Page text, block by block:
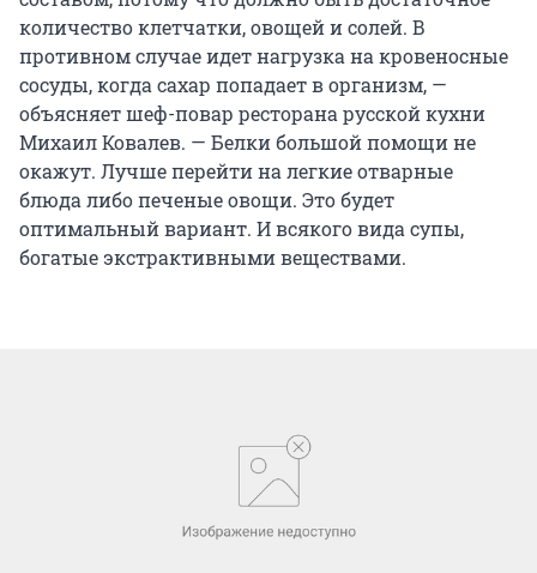
количество клетчатки, овощей и солей. В
противном случае идет нагрузка на кровеносные
сосуды, когда сахар попадает в организм, —
объясняет шеф-повар ресторана русской кухни
Михаил Ковалев. — Белки большой помощи не
окажут. Лучше перейти на легкие отварные
блюда либо печеные овощи. Это будет
оптимальный вариант. И всякого вида супы,
богатые экстрактивными веществами.